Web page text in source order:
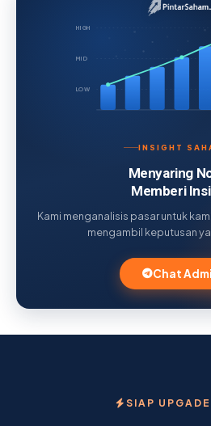
HIGH
MID
LOW
INSIGHT
Menyaring
Memberi
Kami menganalisis pasar untuk
mengambil keputusan
Chat
SIAP